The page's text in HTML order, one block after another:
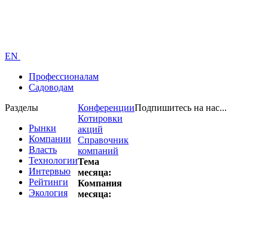
EN
Профессионалам
Садоводам
Разделы
Рынки
Компании
Власть
Технологии
Интервью
Рейтинги
Экология
Конференции
Котировки
акций
Справочник
компаний
Тема
месяца:
Компания
месяца:
Подпишитесь на нас...